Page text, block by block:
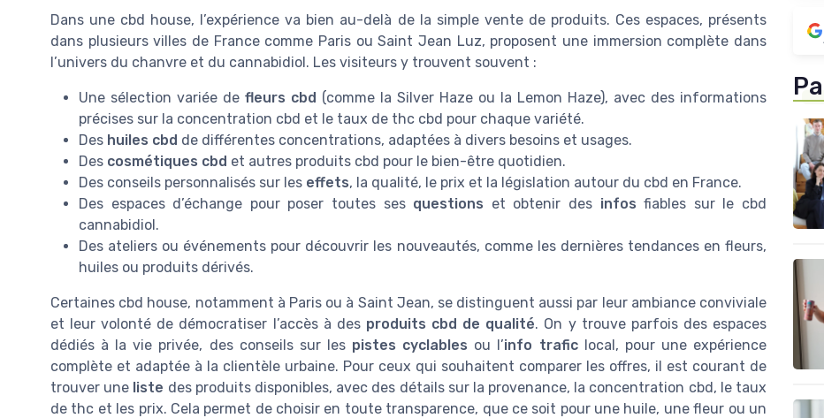
Dans une cbd house, l’expérience va bien au-delà de la simple vente de produits. Ces espaces, présents
dans plusieurs villes de France comme Paris ou Saint Jean Luz, proposent une immersion complète dans
l’univers du chanvre et du cannabidiol. Les visiteurs y trouvent souvent :
Une sélection variée de fleurs cbd (comme la Silver Haze ou la Lemon Haze), avec des informations
précises sur la concentration cbd et le taux de thc cbd pour chaque variété.
Des huiles cbd de différentes concentrations, adaptées à divers besoins et usages.
Des cosmétiques cbd et autres produits cbd pour le bien-être quotidien.
Des conseils personnalisés sur les effets, la qualité, le prix et la législation autour du cbd en France.
Des espaces d’échange pour poser toutes ses questions et obtenir des infos fiables sur le cbd
cannabidiol.
Des ateliers ou événements pour découvrir les nouveautés, comme les dernières tendances en fleurs,
huiles ou produits dérivés.
Certaines cbd house, notamment à Paris ou à Saint Jean, se distinguent aussi par leur ambiance conviviale
et leur volonté de démocratiser l’accès à des produits cbd de qualité. On y trouve parfois des espaces
dédiés à la vie privée, des conseils sur les pistes cyclables ou l’info traficlocal, pour une expérience
complète et adaptée à la clientèle urbaine. Pour ceux qui souhaitent comparer les offres, il est courant de
trouver une liste des produits disponibles, avec des détails sur la provenance, la concentration cbd, le taux
de thc et les prix. Cela permet de choisir en toute transparence, que ce soit pour une huile, une fleur ou un